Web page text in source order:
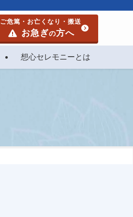
想心セレモニーとは
ご危篤・お亡くなり・搬送
お急ぎの方へ